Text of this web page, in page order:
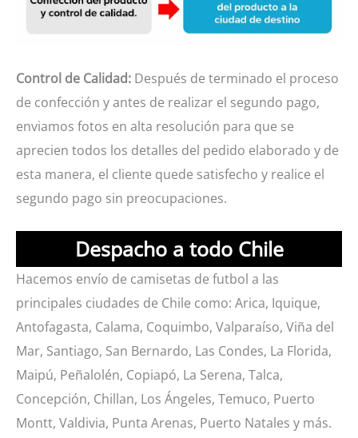
Control de Calidad: Después de terminado el proceso
de confección y antes de realizar el segundo pago,
enviamos fotos en alta resolución para que se
aprecien todos los detalles del pedido elaborado y de
esta manera, el cliente quede satisfecho y realice el
segundo pago sin preocupaciones.
Despacho a todo Chile
Hacemos envío de camisetas de futbol a las
principales ciudades de Chile como: Arica, Iquique,
Antofagasta, Calama, Coquimbo, Valparaíso, Viña del
Mar, Santiago, San Bernardo, Las Condes, La Florida,
Maipú, Peñalolén, Copiapó, La Serena, Talca,
Concepción, Chillan, Los Ángeles, Temuco, Puerto
Montt, Valdivia, Punta Arenas, Puerto Natales y más.